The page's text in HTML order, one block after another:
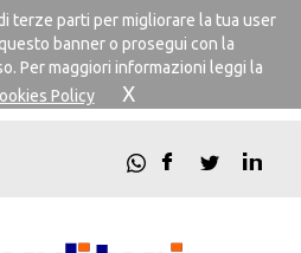
terze parti per migliorare la tua user
banner o prosegui con la
Per maggiori informazioni leggi la
Policy X